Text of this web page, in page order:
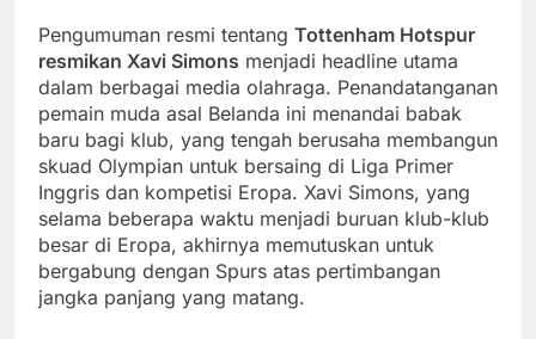
Pengumuman resmi tentang Tottenham Hotspur
resmikan Xavi Simons menjadi headline utama
dalam berbagai media olahraga. Penandatanganan
pemain muda asal Belanda ini menandai babak
baru bagi klub, yang tengah berusaha membangun
skuad Olympian untuk bersaing di Liga Primer
Inggris dan kompetisi Eropa. Xavi Simons, yang
selama beberapa waktu menjadi buruan klub-klub
besar di Eropa, akhirnya memutuskan untuk
bergabung dengan Spurs atas pertimbangan
jangka panjang yang matang.